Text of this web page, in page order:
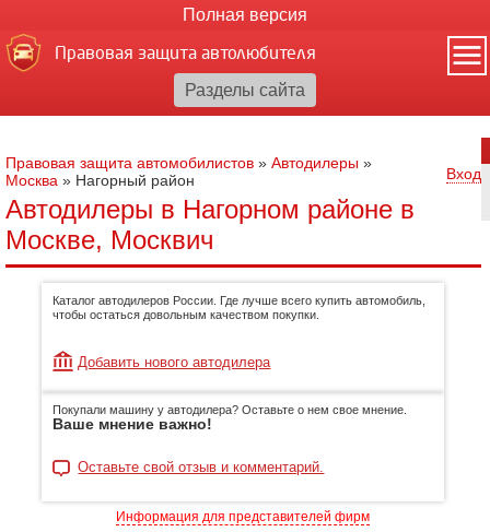
Полная версия
Правовая защита автолюбителя
Правовая защита автомобилистов » Автодилеры »
Москва » Нагорный район Вход
Автодилеры в Нагорном районе в
Москве, Москвич
Каталог автодилеров России. Где лучше всего купить автомобиль,
чтобы остаться довольным качеством покупки.
Добавить нового автодилера
Покупали машину у автодилера? Оставьте о нем свое мнение.
Ваше мнение важно!
Оставьте свой отзыв и комментарий.
Информация для представителей фирм